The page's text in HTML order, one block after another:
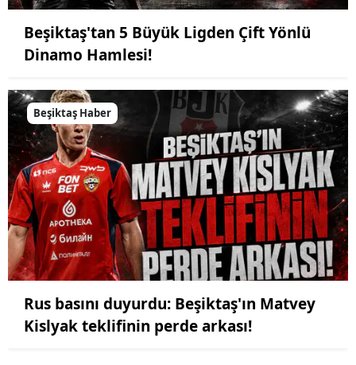
Beşiktaş'tan 5 Büyük Ligden Çift Yönlü
Dinamo Hamlesi!
Beşiktaş Haber
Rus basını duyurdu: Beşiktaş'ın Matvey
Kislyak teklifinin perde arkası!